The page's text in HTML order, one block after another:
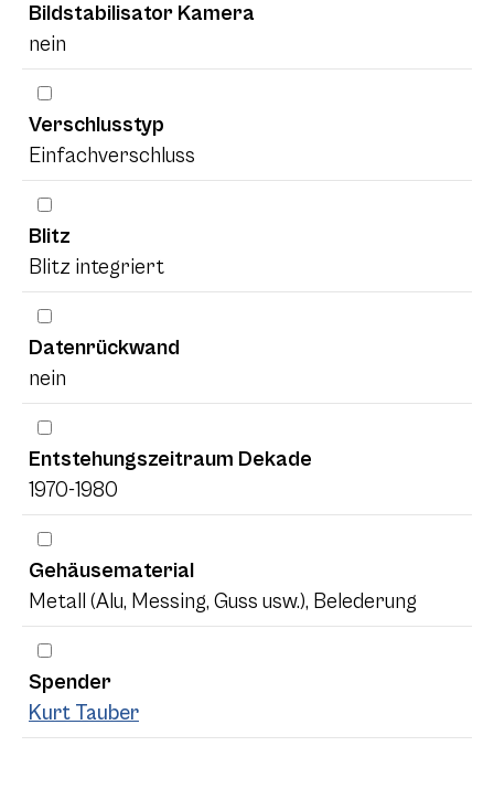
Bildstabilisator Kamera
nein
Verschlusstyp
Einfachverschluss
Blitz
Blitz integriert
Datenrückwand
nein
Entstehungszeitraum Dekade
1970-1980
Gehäusematerial
Metall (Alu, Messing, Guss usw.), Belederung
Spender
Kurt Tauber